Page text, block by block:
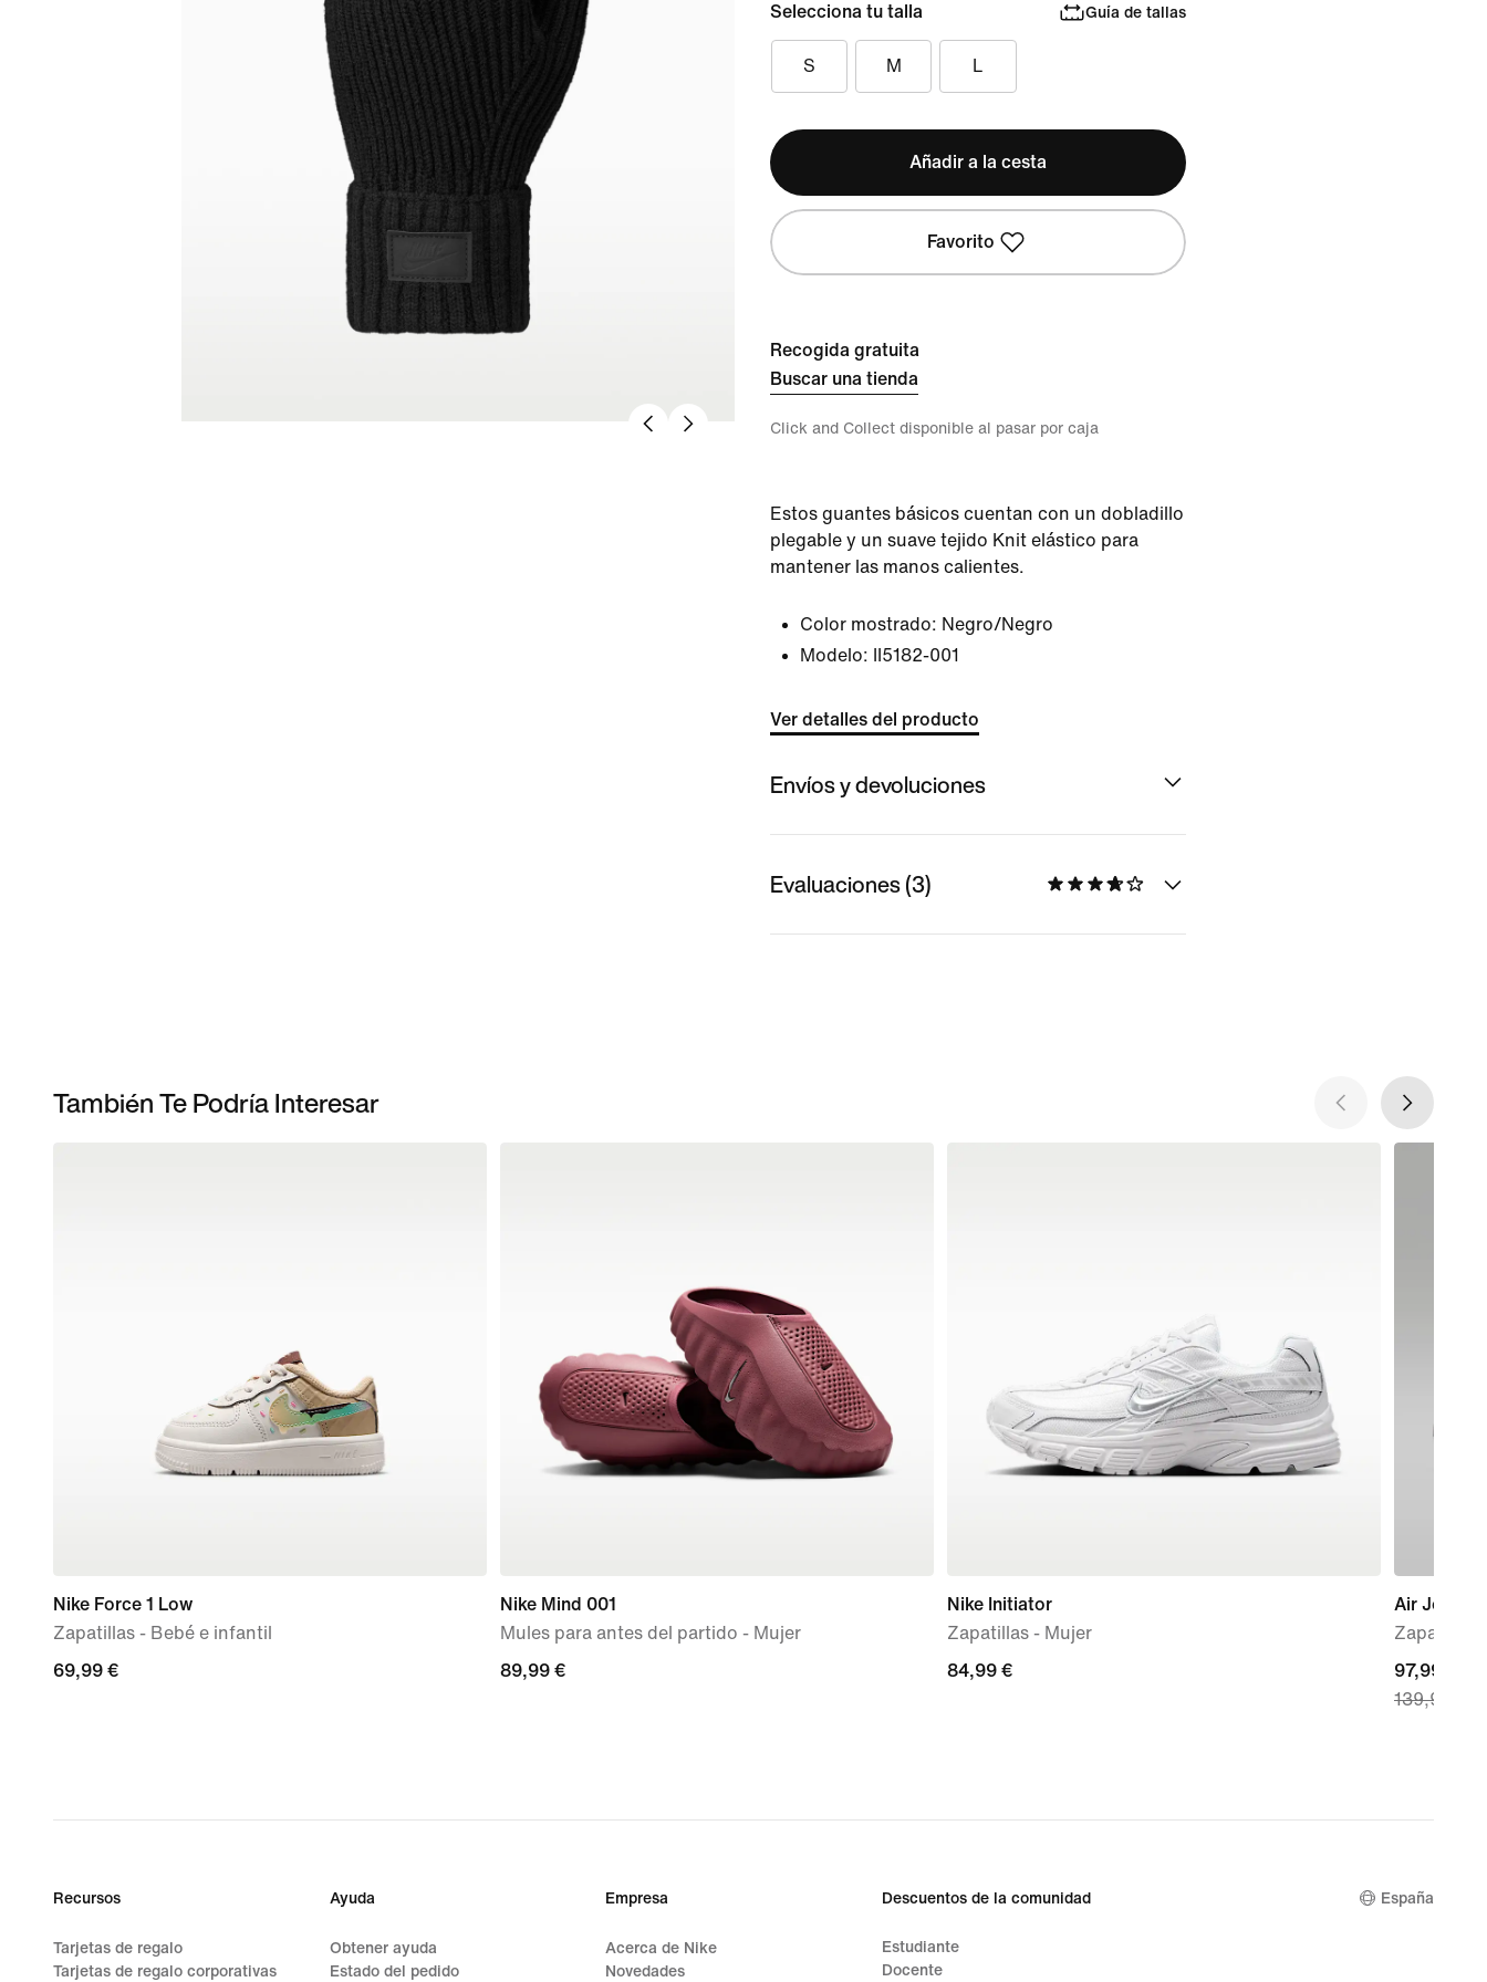
Selecciona tu talla Guía de tallas
S M L
Añadir a la cesta
Favorito
Recogida gratuita
Buscar una tienda
Click and Collect disponible al pasar por caja
Estos guantes básicos cuentan con un dobladillo
plegable y un suave tejido Knit elástico para
mantener las manos calientes.
Color mostrado: Negro/Negro
Modelo:
II5182-001
Ver detalles del producto
Envíos y devoluciones
Evaluaciones (3)
También Te Podría Interesar
Nike Force 1 Low
Zapatillas - Bebé e infantil
69,99 €
69,99 €
Nike Mind 001
Mules para antes del partido - Mujer
89,99 €
89,99 €
Nike Initiator
Zapatillas - Mujer
84,99 €
84,99 €
Air Jordan
Zapatillas
current
price
139,99 €
97,99 €
139,99 €
Recursos
Tarjetas de regalo
Tarjetas de regalo corporativas
Ayuda
Obtener ayuda
Estado del pedido
Empresa
Acerca de Nike
Novedades
Descuentos de la comunidad
Estudiante
Docente
España